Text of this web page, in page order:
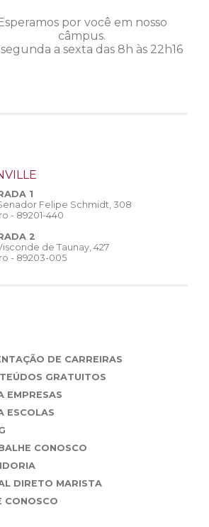
Esperamos por você em nosso
câmpus.
a sexta das 8h às 22h16
1
Felipe Schmidt, 308
- 89201-440
2
de Taunay, 427
- 89203-005
DE CARREIRAS
GRATUITOS
EMPRESAS
ESCOLAS
CONOSCO
DIRETO MARISTA
CONOSCO